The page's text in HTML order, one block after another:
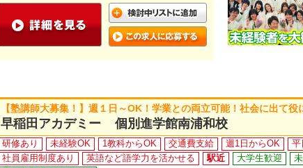
【塾講師大募集！】週１日～OK！学業との両立可能！社会に出て
早稲田アカデミー 個別進学館南浦和校
研修あり 未経験OK 1教科からOK 交通費支給 週1日からOK 平
社員雇用制度あり
英語など語学力を活かせる 駅近 大学生歓迎